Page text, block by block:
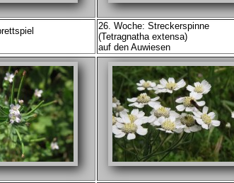
26. Woche: Streckerspinne
(Tetragnatha extensa)
auf den Auwiesen